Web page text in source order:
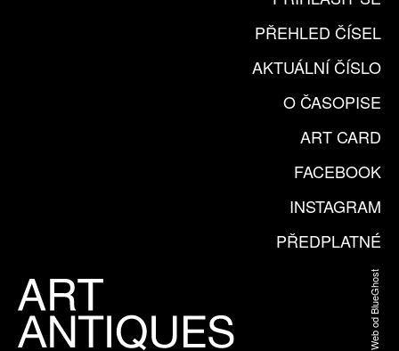
PŘEHLED ČÍSEL
AKTUÁLNÍ ČÍSLO
O ČASOPISE
ART CARD
FACEBOOK
INSTAGRAM
PŘEDPLATNÉ
Web od BlueGhost